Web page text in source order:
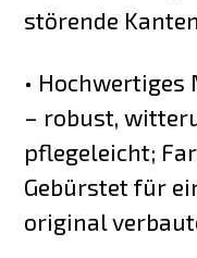
störende Kanten
•
– robust,
pflegeleicht;
Gebürstet für
original